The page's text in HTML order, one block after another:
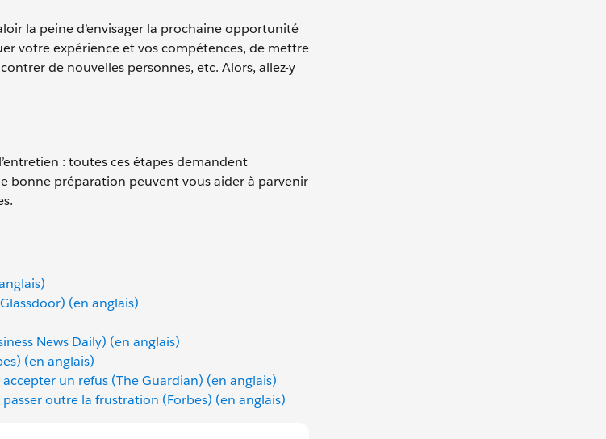
la peine d’envisager la prochaine opportunité
votre expérience et vos compétences, de mettre
de nouvelles personnes, etc. Alors, allez-y
: toutes ces étapes demandent
bonne préparation peuvent vous aider à parvenir
(en anglais)
News Daily) (en anglais)
(en anglais)
un refus (The Guardian) (en anglais)
outre la frustration (Forbes) (en anglais)